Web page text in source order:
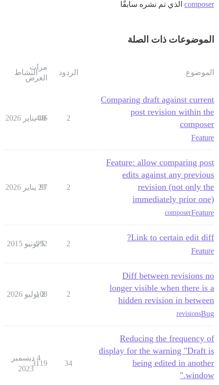
composer الذي تم نشره سابقًا
الموضوعات ذات الصلة
الموضوع الردود
مرات
العرض
النشاط
Comparing draft against current
post revision within the
composer
Feature
2
446
19 يناير 2026
Feature: allow comparing post
edits against any previous
revision (not only the
immediately prior one)
Feature
composer
2
97
23 يناير 2026
Link to certain edit diff?
Feature
2
992
5 يونيو 2015
Diff between revisions no
longer visible when there is a
hidden revision in between
Bug
revisions
2
108
2 يوليو 2026
Reducing the frequency of
display for the warning "Draft is
being edited in another
window."
34
3119
4 ديسمبر
2023